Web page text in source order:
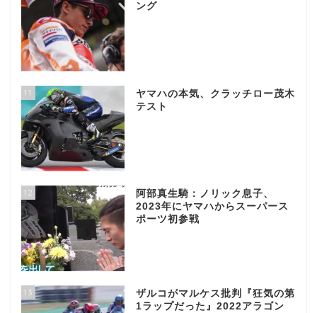
ング
11
ヤマハの本気、クラッチロー茂木
テスト
12
阿部真生騎：ノリック息子、
2023年にヤマハからスーパース
ポーツ初参戦
13
ザルコがマルケス批判『狂気の第
1ラップだった』2022アラゴン